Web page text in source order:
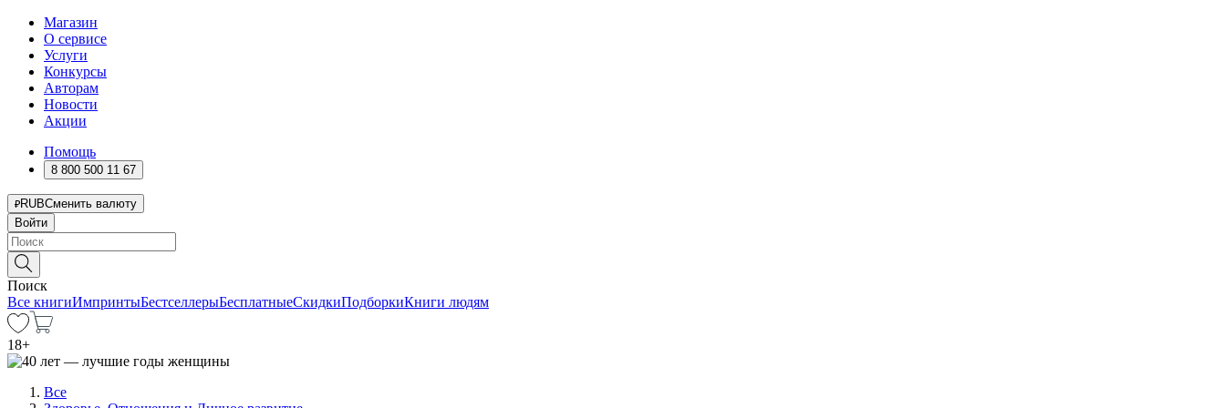
Магазин
О сервисе
Услуги
Конкурсы
Авторам
Новости
Акции
Помощь
8 800 500 11 67
RUBСменить валюту
Войти
Поиск
Все книгиИмпринтыБестселлерыБесплатныеСкидкиПодборкиКниги людям
18+
Все